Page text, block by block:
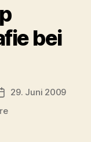
bei
29. Juni 2009
zu